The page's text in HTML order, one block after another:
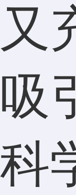
又
吸
科